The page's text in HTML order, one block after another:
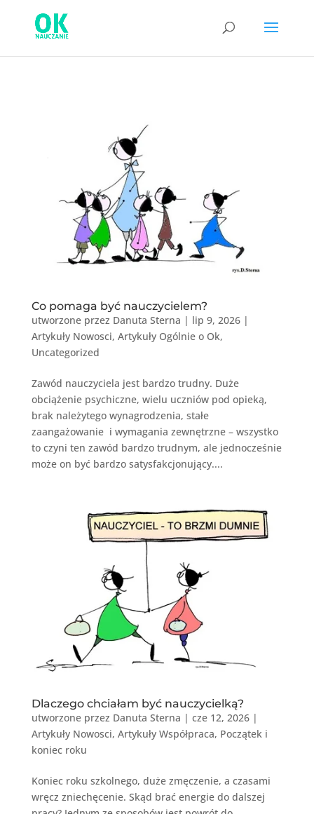
Co pomaga być nauczycielem?
utworzone przez Danuta Sterna | lip 9, 2026|
Artykuły Nowosci, Artykuły Ogólnie o Ok,
Uncategorized
Zawód nauczyciela jest bardzo trudny. Duże
obciążenie psychiczne, wielu uczniów pod opieką,
brak należytego wynagrodzenia, stałe
zaangażowanie i wymagania zewnętrzne – wszystko
to czyni ten zawód bardzo trudnym, ale jednocześnie
może on być bardzo satysfakcjonujący....
Dlaczego chciałam być nauczycielką?
utworzone przez Danuta Sterna | cze 12, 2026|
Artykuły Nowosci, Artykuły Współpraca, Początek i
koniec roku
Koniec roku szkolnego, duże zmęczenie, a czasami
wręcz zniechęcenie. Skąd brać energie do dalszej